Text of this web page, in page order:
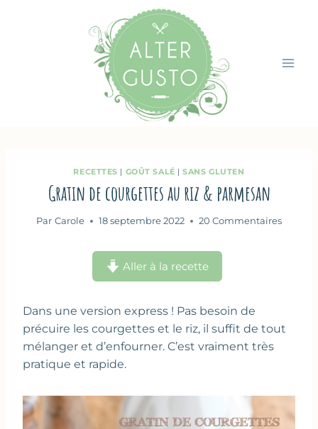
RECETTES | GOÛT SALÉ |SANS GLUTEN
Gratin de courgettes au riz & parmesan
Par Carole 18 septembre 2022 20 Commentaires
Aller à la recette
Dans une version express ! Pas besoin de
précuire les courgettes et le riz, il suffit de tout
mélanger et d’enfourner. C’est vraiment très
pratique et rapide.